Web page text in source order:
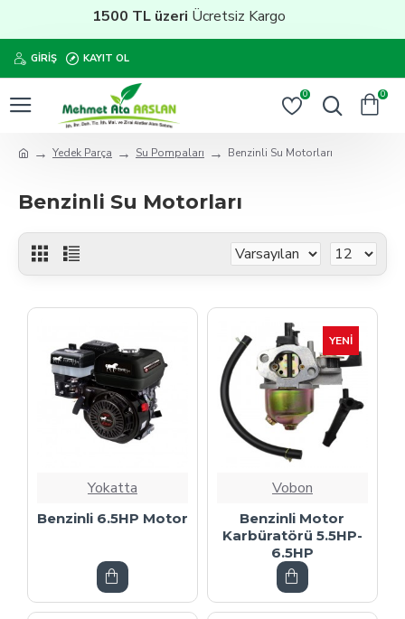
1500 TL üzeriÜcretsiz Kargo
GIRIŞ KAYIT OL
0 0
Yedek Parça Su Pompaları Benzinli Su Motorları
Benzinli Su Motorları
Yokatta
Benzinli 6.5HP Motor
YENI
Vobon
Benzinli Motor
Karbüratörü 5.5HP-
6.5HP